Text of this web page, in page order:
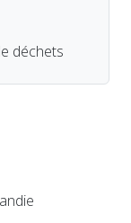
déchets